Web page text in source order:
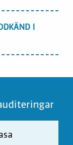
I